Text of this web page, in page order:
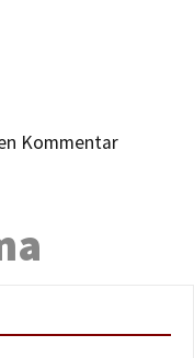
Kommentar